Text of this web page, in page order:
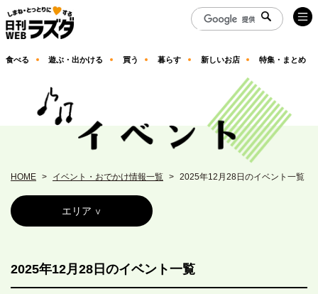
食べる 遊ぶ・出かける 買う 暮らす 新しいお店 特集・まとめ
HOME イベント・おでかけ情報一覧 2025年12月28日のイベント一覧
エリア
2025年12月28日のイベント一覧